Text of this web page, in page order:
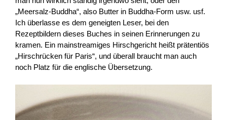
„Meersalz-Buddha“, also Butter in Buddha-Form usw. usf.
Ich überlasse es dem geneigten Leser, bei den
Rezeptbildern dieses Buches in seinen Erinnerungen zu
kramen. Ein mainstreamiges Hirschgericht heißt prätentiös
„Hirschrücken für Paris“, und überall braucht man auch
noch Platz für die englische Übersetzung.